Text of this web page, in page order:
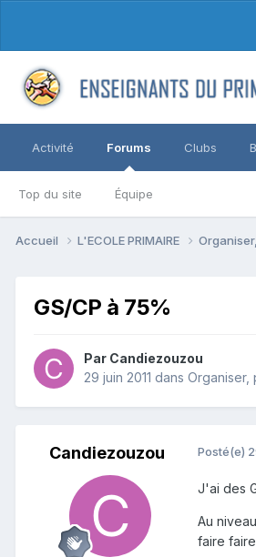
Activité Forums
Top du site Équipe
Clubs
Accueil L'ECOLE PRIMAIRE
GS/CP à 75%
Par Candiezouzou
29 juin 2011 dans Organiser,
Candiezouzou Posté(e)
J'ai des
Au
faire